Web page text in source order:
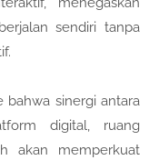
sendiri tanpa
bahwa sinergi antara
digital, ruang
akan memperkuat